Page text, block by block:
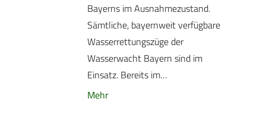
Bayerns im Ausnahmezustand.
Sämtliche, bayernweit verfügbare
Wasserrettungszüge der
Wasserwacht Bayern sind im
Einsatz. Bereits im…
Mehr